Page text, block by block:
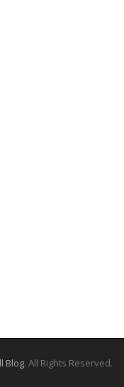
Blog. All Rights Reserved.